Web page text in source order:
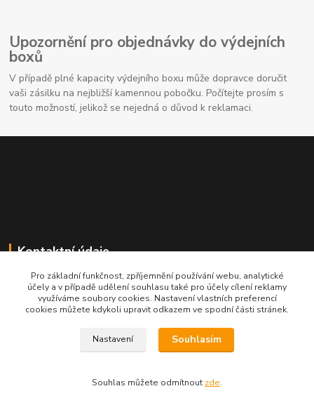
Upozornění pro objednávky do výdejních
boxů
V případě plné kapacity výdejního boxu může dopravce doručit
vaši zásilku na nejbližší kamennou pobočku. Počítejte prosím s
touto možností, jelikož se nejedná o důvod k reklamaci.
Kontaktní údaje
704691325
info@rostliny-prozdravi.cz
Pro základní funkčnost, zpříjemnění používání webu, analytické
účely a v případě udělení souhlasu také pro účely cílení reklamy
využíváme soubory cookies. Nastavení vlastních preferencí
cookies můžete kdykoli upravit odkazem ve spodní části stránek.
Nastavení Souhlasím
Souhlas můžete odmítnout zde.